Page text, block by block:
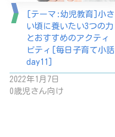
[テーマ:幼児教育]小さ
い頃に養いたい3つの力
とおすすめのアクティ
ビティ[毎日子育て小話
day11]
2022年1月7日
0歳児さん向け